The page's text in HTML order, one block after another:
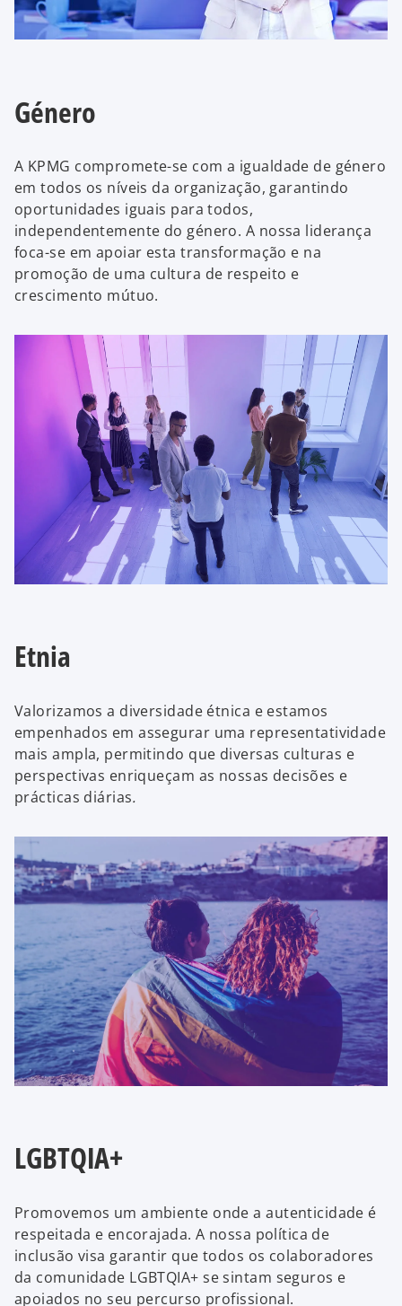
Género
A KPMG compromete-se com a igualdade de género
em todos os níveis da organização, garantindo
oportunidades iguais para todos,
independentemente do género. A nossa liderança
foca-se em apoiar esta transformação e na
promoção de uma cultura de respeito e
crescimento mútuo.
Etnia
Valorizamos a diversidade étnica e estamos
empenhados em assegurar uma representatividade
mais ampla, permitindo que diversas culturas e
perspectivas enriqueçam as nossas decisões e
prácticas diárias.
LGBTQIA+
Promovemos um ambiente onde a autenticidade é
respeitada e encorajada. A nossa política de
inclusão visa garantir que todos os colaboradores
da comunidade LGBTQIA+ se sintam seguros e
apoiados no seu percurso profissional.